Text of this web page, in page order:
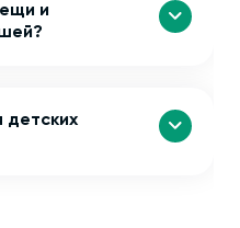
и
детских